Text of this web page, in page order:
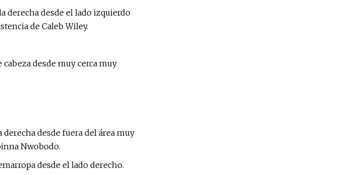
derecha desde el lado izquierdo
de Caleb Wiley.
desde muy cerca muy
desde fuera del área muy
Nwobodo.
desde el lado derecho.